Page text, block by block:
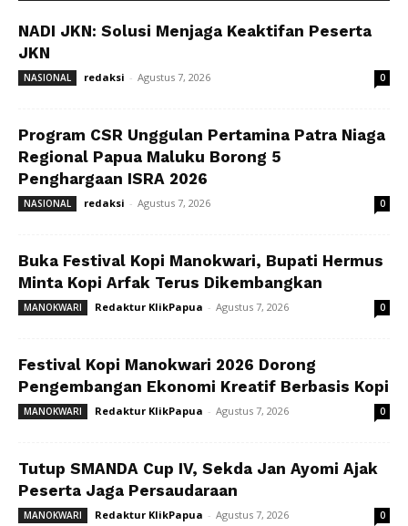
NADI JKN: Solusi Menjaga Keaktifan Peserta
JKN
NASIONAL redaksi - Agustus 7, 2026 0
Program CSR Unggulan Pertamina Patra Niaga
Regional Papua Maluku Borong 5
Penghargaan ISRA 2026
NASIONAL redaksi - Agustus 7, 2026 0
Buka Festival Kopi Manokwari, Bupati Hermus
Minta Kopi Arfak Terus Dikembangkan
MANOKWARI Redaktur KlikPapua - Agustus 7, 2026 0
Festival Kopi Manokwari 2026 Dorong
Pengembangan Ekonomi Kreatif Berbasis Kopi
MANOKWARI Redaktur KlikPapua - Agustus 7, 2026 0
Tutup SMANDA Cup IV, Sekda Jan Ayomi Ajak
Peserta Jaga Persaudaraan
MANOKWARI Redaktur KlikPapua - Agustus 7, 2026 0